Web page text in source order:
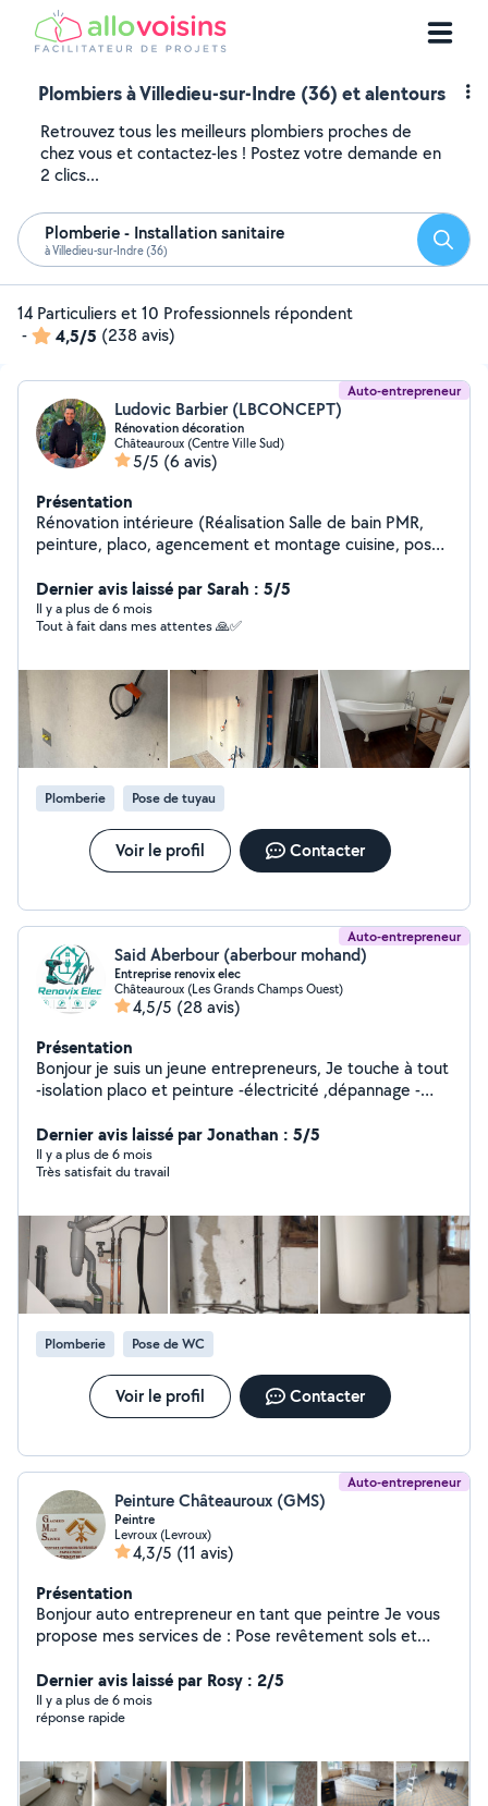
Plombiers à Villedieu-sur-Indre (36) et alentours
Retrouvez tous les meilleurs plombiers proches de
chez vous et contactez-les ! Postez votre demande en
2 clics...
Plomberie - Installation sanitaire
à Villedieu-sur-Indre (36)
14 Particuliers et 10 Professionnels répondent
-
4,5/5 (238 avis)
Auto-entrepreneur
Ludovic Barbier (LBCONCEPT)
Rénovation décoration
Châteauroux (Centre Ville Sud)
5/5 (6 avis)
Présentation
Rénovation intérieure (Réalisation Salle de bain PMR,
peinture, placo, agencement et montage cuisine, pose
basse consommation et SPA
Dernier avis laissé par Sarah : 5/5
Il y a plus de 6 mois
Tout à fait dans mes attentes 🙏✅
Plomberie Pose de tuyau
Voir le profil Contacter
Auto-entrepreneur
Said Aberbour (aberbour mohand)
Entreprise renovix elec
Châteauroux (Les Grands Champs Ouest)
4,5/5 (28 avis)
Présentation
Bonjour je suis un jeune entrepreneurs, Je touche à tout
-isolation placo et peinture -électricité ,dépannage -
travail et meuble -bardage bois ou PVC avec ou sans
isolation
Dernier avis laissé par Jonathan : 5/5
Il y a plus de 6 mois
Très satisfait du travail
Plomberie Pose de WC
Voir le profil Contacter
Auto-entrepreneur
Peinture Châteauroux (GMS)
Peintre
Levroux (Levroux)
4,3/5 (11 avis)
Présentation
Bonjour auto entrepreneur en tant que peintre Je vous
propose mes services de : Pose revêtement sols et
Mais aussi, montage de meuble, transport et livraison
de tout genre.
Dernier avis laissé par Rosy : 2/5
Il y a plus de 6 mois
réponse rapide